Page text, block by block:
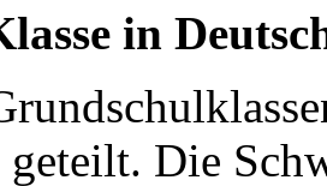
in
geteilt. Die